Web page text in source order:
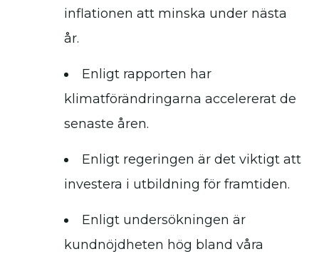
inflationen att minska under nästa
år.
Enligt rapporten har
klimatförändringarna accelererat de
senaste åren.
Enligt regeringen är det viktigt att
investera i utbildning för framtiden.
Enligt undersökningen är
kundnöjdheten hög bland våra